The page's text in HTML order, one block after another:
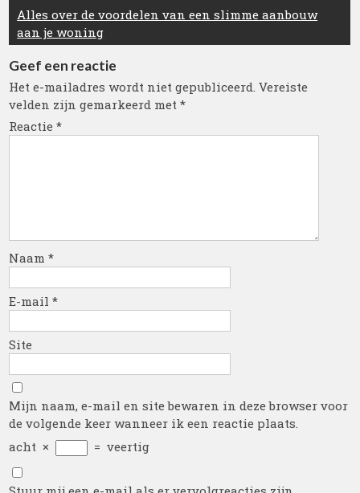
Alles over de voordelen van een slimme aanbouw
aan je woning
Geef een reactie
Het e-mailadres wordt niet gepubliceerd. Vereiste
velden zijn gemarkeerd met*
Reactie*
Naam*
E-mail*
Site
Mijn naam, e-mail en site bewaren in deze browser voor
de volgende keer wanneer ik een reactie plaats.
acht × = veertig